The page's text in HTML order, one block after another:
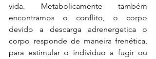
vida. Metabolicamente também
encontramos o conflito, o corpo
devido a descarga adrenergetica o
corpo responde de maneira frenética,
para estimular o individuo a fugir ou